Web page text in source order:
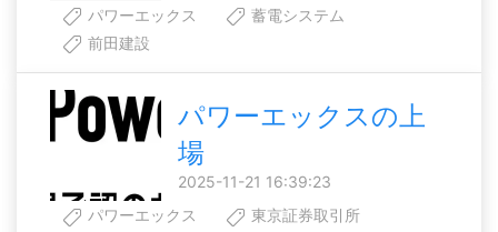
パワーエックス
蓄電システム
前田建設
パワーエックスの上
場
2025-11-21 16:39:23
パワーエックス
東京証券取引所